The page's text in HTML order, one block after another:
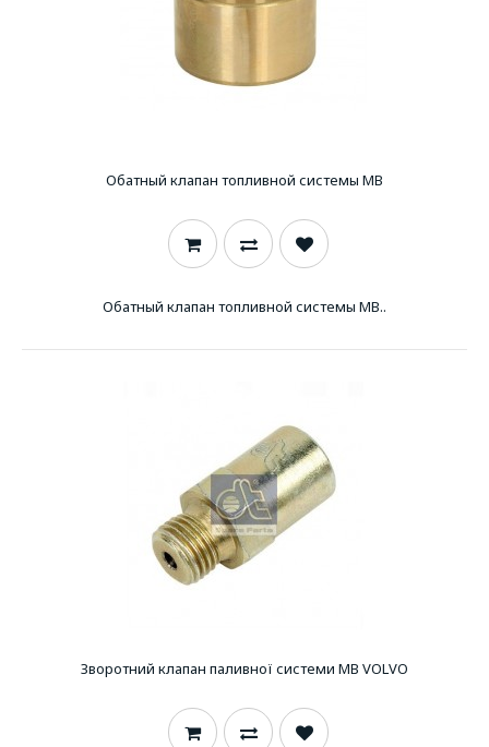
Обатный клапан топливной системы MB
Обатный клапан топливной системы MB..
Зворотний клапан паливної системи MB VOLVO